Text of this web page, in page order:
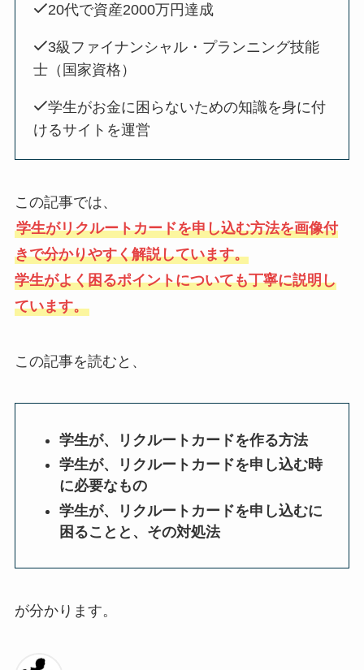
20代で資産2000万円達成
3級ファイナンシャル・プランニング技能
士（国家資格）
学生がお金に困らないための知識を身に付
けるサイトを運営
この記事では、
学生がリクルートカードを申し込む方法を画像付
きで分かりやすく解説しています。
学生がよく困るポイントについても丁寧に説明し
ています。
この記事を読むと、
学生が、リクルートカードを作る方法
学生が、リクルートカードを申し込む時
に必要なもの
学生が、リクルートカードを申し込むに
困ることと、その対処法
が分かります。